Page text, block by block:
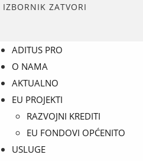
IZBORNIK ZATVORI
ADITUS PRO
O NAMA
AKTUALNO
EU PROJEKTI
RAZVOJNI KREDITI
EU FONDOVI OPĆENITO
USLUGE